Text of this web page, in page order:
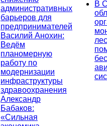
административных
барьеров для
предпринимателей
Василий Анохин:
Ведём
планомерную
работу по
модернизации
инфраструктуры
здравоохранения
Александр
Бабаков:
«Сильная
В